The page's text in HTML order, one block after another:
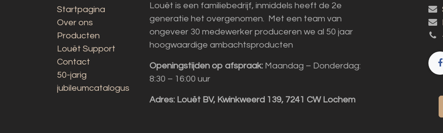
Startpagina
Over ons
Producten
Louët Support
Contact
50-jarig
jubileumcatalogus
Louët is een familiebedrijf, inmiddels heeft de 2e
generatie het overgenomen. Met een team van
ongeveer 30 medewerker produceren we al 50 jaar
hoogwaardige ambachtsproducten
Openingstijden op afspraak: Maandag – Donderdag:
8:30 – 16:00 uur
Adres: Louët BV, Kwinkweerd 139, 7241 CW Lochem